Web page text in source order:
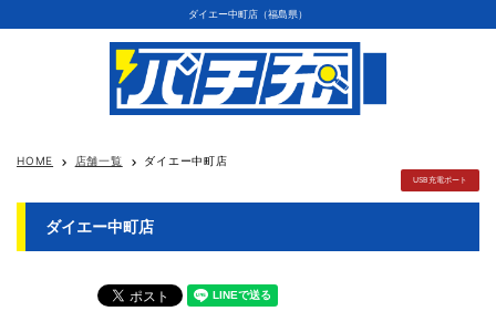
ダイエー中町店（福島県）
HOME keyboard_arrow_right 店舗一覧 keyboard_arrow_right ダイエー中町店
USB充電ポート
ダイエー中町店